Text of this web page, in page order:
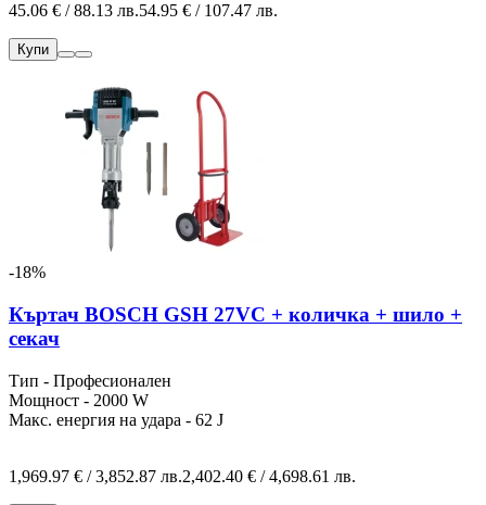
45.06 € / 88.13 лв.54.95 € / 107.47 лв.
Купи
-18%
Къртач BOSCH GSH 27VC + количка + шило +
секач
Тип - Професионален
Мощност - 2000 W
Макс. енергия на удара - 62 J
1,969.97 € / 3,852.87 лв.2,402.40 € / 4,698.61 лв.